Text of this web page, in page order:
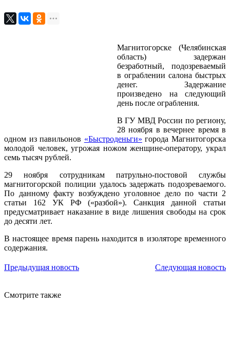
Магнитогорске (Челябинская
область) задержан
безработный, подозреваемый
в ограблении салона быстрых
денег. Задержание
произведено на следующий
день после ограбления.
В ГУ МВД России по региону,
28 ноября в вечернее время в
одном из павильонов «Быстроденьги» города Магнитогорска
молодой человек, угрожая ножом женщине-оператору, украл
семь тысяч рублей.
29 ноября сотрудникам патрульно-постовой службы
магнитогорской полиции удалось задержать подозреваемого.
По данному факту возбуждено уголовное дело по части 2
статьи 162 УК РФ («разбой»). Санкция данной статьи
предусматривает наказание в виде лишения свободы на срок
до десяти лет.
В настоящее время парень находится в изоляторе временного
содержания.
Предыдущая новость Следующая новость
Смотрите также